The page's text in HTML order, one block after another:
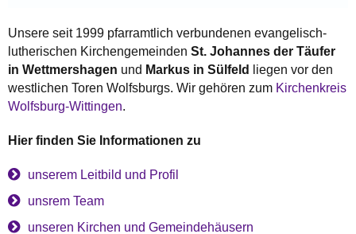
Unsere seit 1999 pfarramtlich verbundenen evangelisch-
lutherischen Kirchengemeinden St. Johannes der Täufer
in Wettmershagen und Markus in Sülfeld
liegen vor den
westlichen Toren Wolfsburgs. Wir gehören zum Kirchenkreis
Wolfsburg-Wittingen.
Hier finden Sie Informationen zu
unserem Leitbild und Profil
unsrem Team
unseren Kirchen und Gemeindehäusern